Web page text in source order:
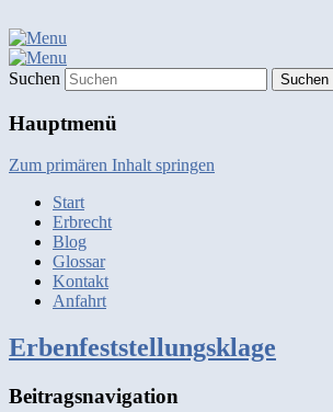
Suchen
Hauptmenü
Zum primären Inhalt springen
Start
Erbrecht
Blog
Glossar
Kontakt
Anfahrt
Erbenfeststellungsklage
Beitragsnavigation